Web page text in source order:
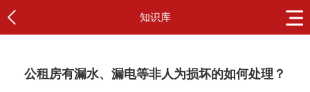
知识库
公租房有漏水、漏电等非人为损坏的如何处理？